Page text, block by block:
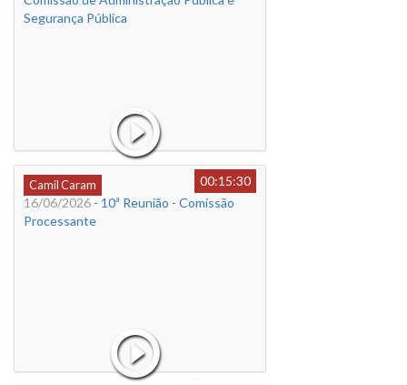
Segurança Pública
Camil Caram
00:15:30
16/06/2026 - 10ª Reunião - Comissão
Processante